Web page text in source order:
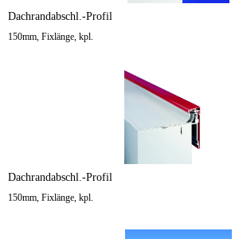
Dachrandabschl.-Profil
150mm, Fixlänge, kpl.
Dachrandabschl.-Profil
150mm, Fixlänge, kpl.